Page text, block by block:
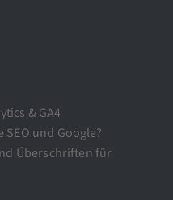
& GA4
und Google?
Überschriften für